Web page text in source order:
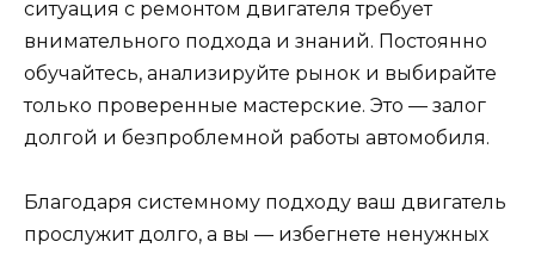
ситуация с ремонтом двигателя требует
внимательного подхода и знаний. Постоянно
обучайтесь, анализируйте рынок и выбирайте
только проверенные мастерские. Это — залог
долгой и безпроблемной работы автомобиля.
Благодаря системному подходу ваш двигатель
прослужит долго, а вы — избегнете ненужных